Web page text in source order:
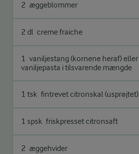
2 æggeblommer
2 dl creme fraiche
1 vaniljestang (kornene heraf) eller
vaniljepasta i tilsvarende mængde
1 tsk fintrevet citronskal (usprøjtet)
1 spsk friskpresset citronsaft
2 æggehvider